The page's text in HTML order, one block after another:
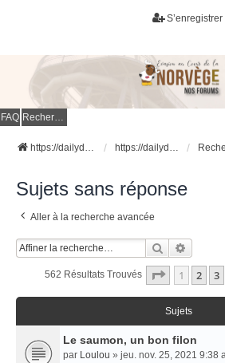
S’enregistrer
FAQ Rechercher
https://dailydigesthub.com https://dailydigesthub.com
Sujets sans réponse
Aller à la recherche avancée
Rechercher
562 Résultats Trouvés Page 1Sur
1 2 3
Sujets
Le saumon, un bon filon
par Loulou » jeu. nov. 25, 2021 9:38